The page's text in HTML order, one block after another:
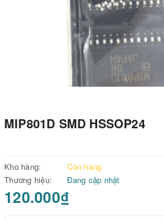
MIP801D SMD HSSOP24
Kho hàng:
Còn hàng
Thương hiệu:
Đang cập nhật
120.000₫